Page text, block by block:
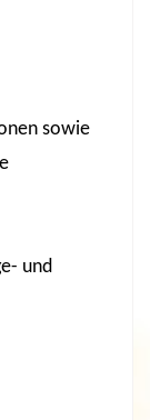
sowie
und